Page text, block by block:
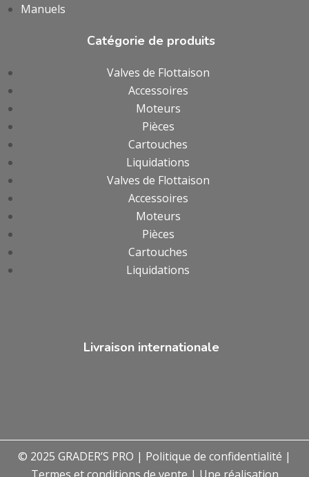
Manuels
Catégorie de produits
Valves de Flottaison
Accessoires
Moteurs
Pièces
Cartouches
Liquidations
Valves de Flottaison
Accessoires
Moteurs
Pièces
Cartouches
Liquidations
Livraison internationale
© 2025 GRADER’S PRO | Politique de confidentialité |
Termes et conditions de vente | Une réalisation